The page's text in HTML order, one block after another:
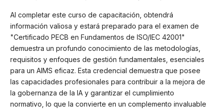
Al completar este curso de capacitación, obtendrá
información valiosa y estará preparado para el examen de
"Certificado PECB en Fundamentos de ISO/IEC 42001"
demuestra un profundo conocimiento de las metodologías,
requisitos y enfoques de gestión fundamentales, esenciales
para un AIMS eficaz. Esta credencial demuestra que posee
las capacidades profesionales para contribuir a la mejora de
la gobernanza de la IA y garantizar el cumplimiento
normativo, lo que la convierte en un complemento invaluable